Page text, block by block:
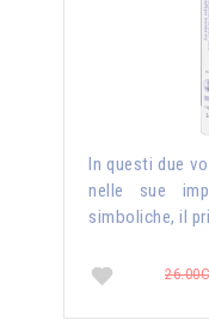
In questi due
nelle sue
simboliche, il